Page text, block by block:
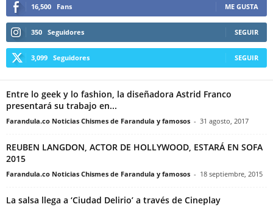
16,500 Fans ME GUSTA
350 Seguidores SEGUIR
3,099 Seguidores SEGUIR
Entre lo geek y lo fashion, la diseñadora Astrid Franco
presentará su trabajo en...
Farandula.co Noticias Chismes de Farandula y famosos - 31 agosto, 2017
REUBEN LANGDON, ACTOR DE HOLLYWOOD, ESTARÁ EN SOFA
2015
Farandula.co Noticias Chismes de Farandula y famosos - 18 septiembre, 2015
La salsa llega a ‘Ciudad Delirio’ a través de Cineplay